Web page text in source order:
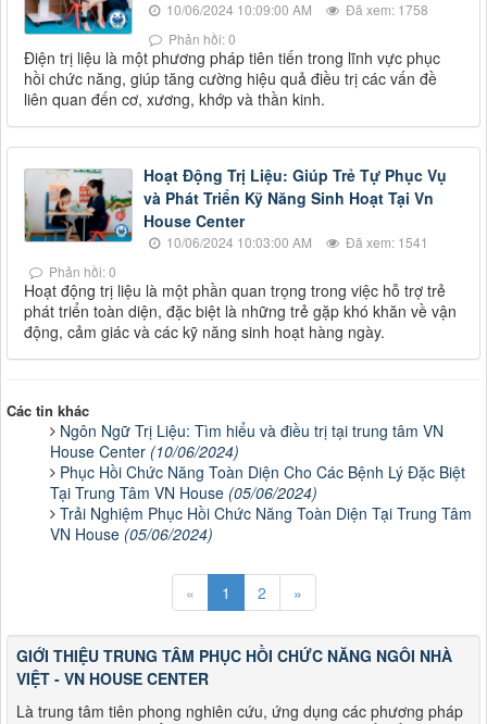
10/06/2024 10:09:00 AM
Đã xem: 1758
Phản hồi: 0
Điện trị liệu là một phương pháp tiên tiến trong lĩnh vực phục
hồi chức năng, giúp tăng cường hiệu quả điều trị các vấn đề
liên quan đến cơ, xương, khớp và thần kinh.
Hoạt Động Trị Liệu: Giúp Trẻ Tự Phục Vụ
và Phát Triển Kỹ Năng Sinh Hoạt Tại Vn
House Center
10/06/2024 10:03:00 AM
Đã xem: 1541
Phản hồi: 0
Hoạt động trị liệu là một phần quan trọng trong việc hỗ trợ trẻ
phát triển toàn diện, đặc biệt là những trẻ gặp khó khăn về vận
động, cảm giác và các kỹ năng sinh hoạt hàng ngày.
Các tin khác
Ngôn Ngữ Trị Liệu: Tìm hiểu và điều trị tại trung tâm VN
House Center (10/06/2024)
Phục Hồi Chức Năng Toàn Diện Cho Các Bệnh Lý Đặc Biệt
Tại Trung Tâm VN House (05/06/2024)
Trải Nghiệm Phục Hồi Chức Năng Toàn Diện Tại Trung Tâm
VN House (05/06/2024)
« 1 2 »
GIỚI THIỆU TRUNG TÂM PHỤC HỒI CHỨC NĂNG NGÔI NHÀ
VIỆT - VN HOUSE CENTER
Là trung tâm tiên phong nghiên cứu, ứng dụng các phương pháp